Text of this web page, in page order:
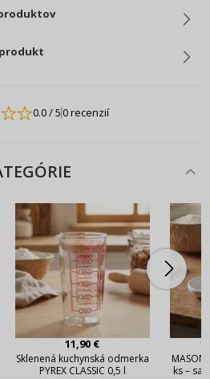
0.0/ 50 recenzií
11,90 €
Sklenená kuchynská odmerka
PYREX CLASSIC 0,5 l
MASON
ks –